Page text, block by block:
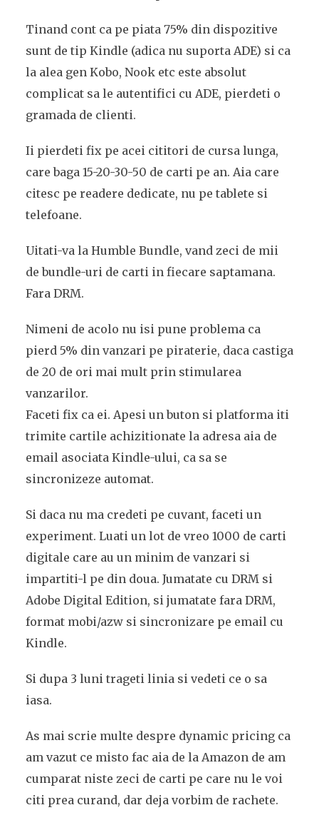
Tinand cont ca pe piata 75% din dispozitive
sunt de tip Kindle (adica nu suporta ADE) si ca
la alea gen Kobo, Nook etc este absolut
complicat sa le autentifici cu ADE, pierdeti o
gramada de clienti.
Ii pierdeti fix pe acei cititori de cursa lunga,
care baga 15-20-30-50 de carti pe an. Aia care
citesc pe readere dedicate, nu pe tablete si
telefoane.
Uitati-va la Humble Bundle, vand zeci de mii
de bundle-uri de carti in fiecare saptamana.
Fara DRM.
Nimeni de acolo nu isi pune problema ca
pierd 5% din vanzari pe piraterie, daca castiga
de 20 de ori mai mult prin stimularea
vanzarilor.
Faceti fix ca ei. Apesi un buton si platforma iti
trimite cartile achizitionate la adresa aia de
email asociata Kindle-ului, ca sa se
sincronizeze automat.
Si daca nu ma credeti pe cuvant, faceti un
experiment. Luati un lot de vreo 1000 de carti
digitale care au un minim de vanzari si
impartiti-l pe din doua. Jumatate cu DRM si
Adobe Digital Edition, si jumatate fara DRM,
format mobi/azw si sincronizare pe email cu
Kindle.
Si dupa 3 luni trageti linia si vedeti ce o sa
iasa.
As mai scrie multe despre dynamic pricing ca
am vazut ce misto fac aia de la Amazon de am
cumparat niste zeci de carti pe care nu le voi
citi prea curand, dar deja vorbim de rachete.